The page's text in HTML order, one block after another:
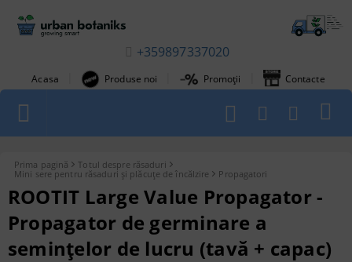
+359897337020
Acasa Produse noi Promoții Contacte
1
Prima pagină
Totul despre răsaduri
Mini sere pentru răsaduri și plăcuțe de încălzire
Propagatori
ROOTIT Large Value Propagator -
Propagator de germinare a
semințelor de lucru (tavă + capac)